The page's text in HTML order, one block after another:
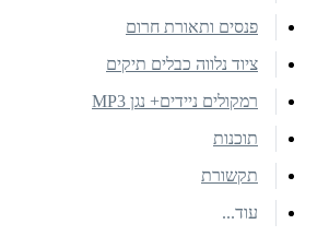
פנסים ותאורת חרום
ציוד נלווה כבלים תיקים
רמקולים ניידים+ נגן MP3
תוכנות
תקשורת
עוד...